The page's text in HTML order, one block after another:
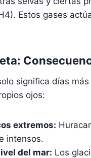
Estos gases
significa días
ojos:
extremos:
intensos.
del mar: Los